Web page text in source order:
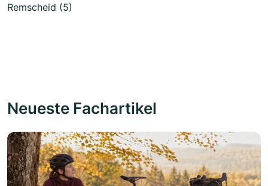
Remscheid (5)
Neueste Fachartikel